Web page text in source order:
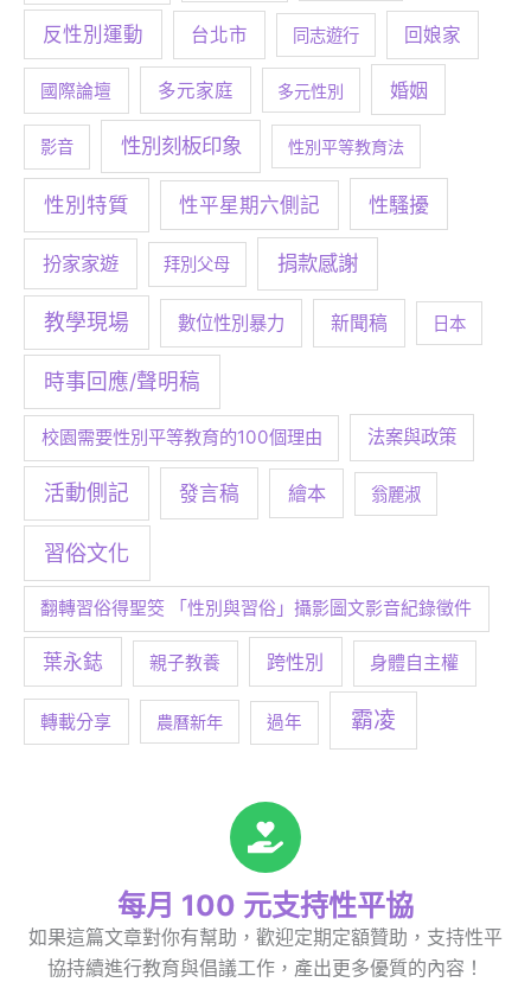
反性別運動 台北市 同志遊行 回娘家
國際論壇 多元家庭 多元性別 婚姻
影音 性別刻板印象 性別平等教育法
性別特質 性平星期六側記 性騷擾
扮家家遊 拜別父母 捐款感謝
教學現場 數位性別暴力 新聞稿 日本
時事回應/聲明稿
校園需要性別平等教育的100個理由 法案與政策
活動側記 發言稿 繪本 翁麗淑
習俗文化
翻轉習俗得聖筊 「性別與習俗」攝影圖文影音紀錄徵件
葉永鋕 親子教養 跨性別 身體自主權
轉載分享 農曆新年 過年 霸凌
每月 100 元支持性平協
如果這篇文章對你有幫助，歡迎定期定額贊助，支持性平
協持續進行教育與倡議工作，產出更多優質的內容！